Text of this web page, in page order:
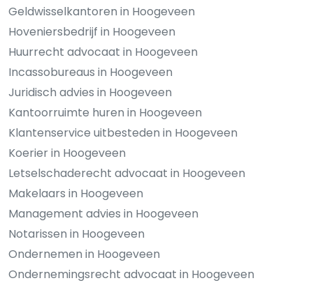
Geldwisselkantoren in Hoogeveen
Hoveniersbedrijf in Hoogeveen
Huurrecht advocaat in Hoogeveen
Incassobureaus in Hoogeveen
Juridisch advies in Hoogeveen
Kantoorruimte huren in Hoogeveen
Klantenservice uitbesteden in Hoogeveen
Koerier in Hoogeveen
Letselschaderecht advocaat in Hoogeveen
Makelaars in Hoogeveen
Management advies in Hoogeveen
Notarissen in Hoogeveen
Ondernemen in Hoogeveen
Ondernemingsrecht advocaat in Hoogeveen